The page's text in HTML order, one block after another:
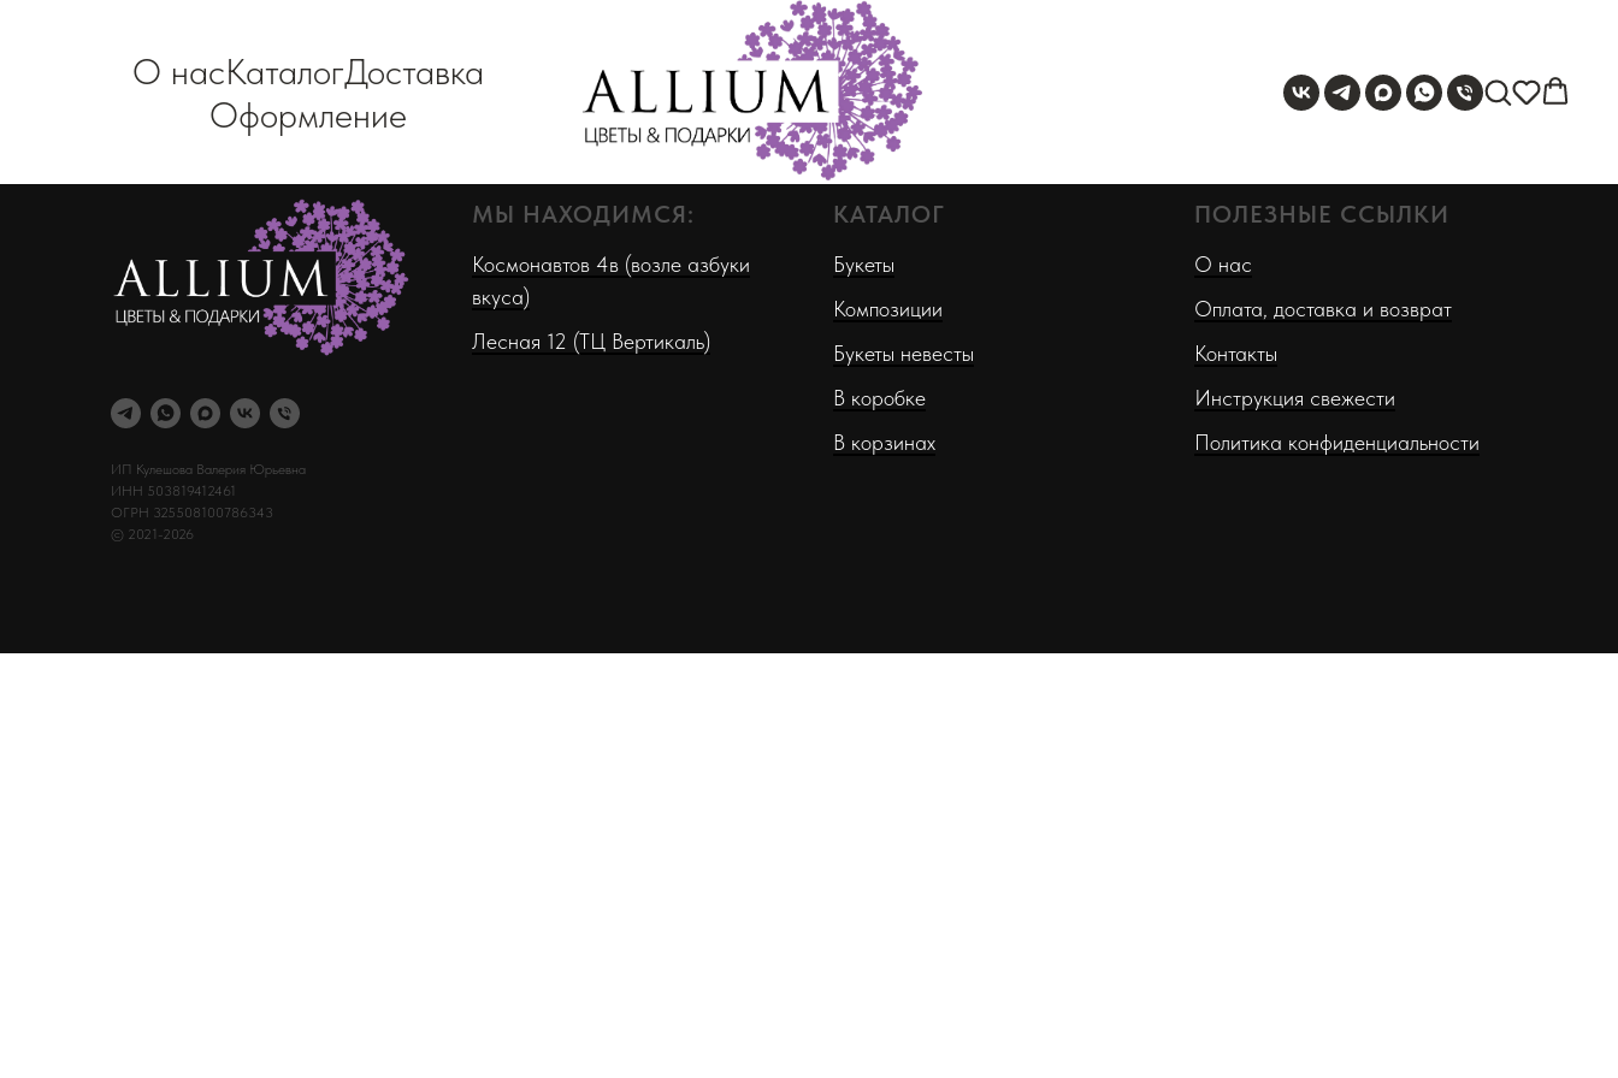
О насКаталогДоставка
Оформление
ИП Кулешова Валерия Юрьевна
ИНН 503819412461
ОГРН 325508100786343
© 2021-2026
МЫ НАХОДИМСЯ:
Космонавтов 4в (возле азбуки
вкуса)
Лесная 12 (ТЦ Вертикаль)
КАТАЛОГ
Букеты
Композиции
Букеты невесты
В коробке
В корзинах
ПОЛЕЗНЫЕ ССЫЛКИ
О нас
Оплата, доставка и возврат
Контакты
Инструкция свежести
Политика конфиденциальности